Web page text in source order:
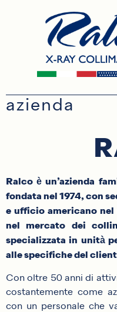
azienda
Ralco è un’azienda
fondata nel 1974, con
e ufficio americano
nel mercato dei
specializzata in unità
alle specifiche del
Con oltre 50 anni di
costantemente come
con un personale che